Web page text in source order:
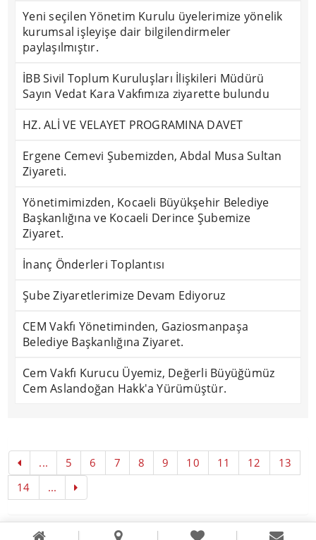
Yeni seçilen Yönetim Kurulu üyelerimize yönelik
kurumsal işleyişe dair bilgilendirmeler
paylaşılmıştır.
İBB Sivil Toplum Kuruluşları İlişkileri Müdürü
Sayın Vedat Kara Vakfımıza ziyarette bulundu
HZ. ALİ VE VELAYET PROGRAMINA DAVET
Ergene Cemevi Şubemizden, Abdal Musa Sultan
Ziyareti.
Yönetimimizden, Kocaeli Büyükşehir Belediye
Başkanlığına ve Kocaeli Derince Şubemize
Ziyaret.
İnanç Önderleri Toplantısı
Şube Ziyaretlerimize Devam Ediyoruz
CEM Vakfı Yönetiminden, Gaziosmanpaşa
Belediye Başkanlığına Ziyaret.
Cem Vakfı Kurucu Üyemiz, Değerli Büyüğümüz
Cem Aslandoğan Hakk'a Yürümüştür.
... 5 6 7 8 9 10 11 12
13
14
...